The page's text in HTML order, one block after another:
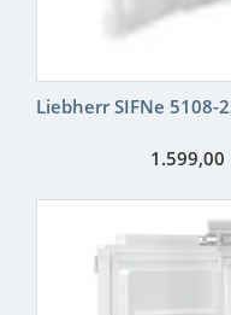
Liebherr SIFNe 5108-
1.599,00